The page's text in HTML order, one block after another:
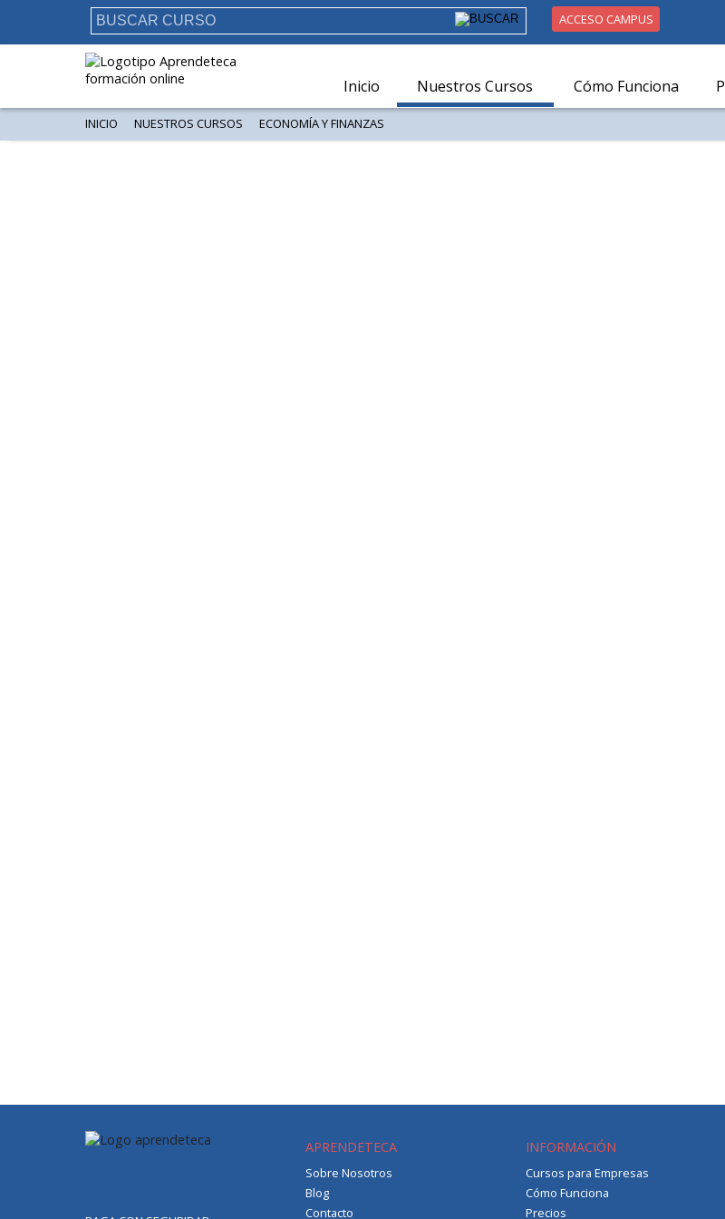
ACCESO CAMPUS
Inicio Nuestros Cursos Cómo Funciona
INICIO NUESTROS CURSOS ECONOMÍA Y FINANZAS
APRENDETECA
Sobre Nosotros
Blog
Contacto
INFORMACIÓN
Cursos para Empresas
Cómo Funciona
Precios